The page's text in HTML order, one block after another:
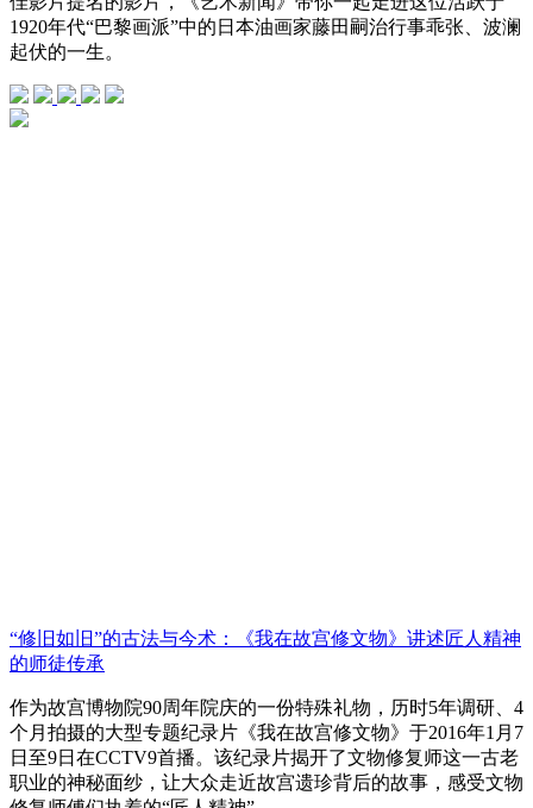
1920年代“巴黎画派”中的日本油画家藤田嗣治行事乖张、波澜
起伏的一生。
“修旧如旧”的古法与今术：《我在故宫修文物》讲述匠人精神
的师徒传承
作为故宫博物院90周年院庆的一份特殊礼物，历时5年调研、4
个月拍摄的大型专题纪录片《我在故宫修文物》于2016年1月7
日至9日在CCTV9首播。该纪录片揭开了文物修复师这一古老
职业的神秘面纱，让大众走近故宫遗珍背后的故事，感受文物